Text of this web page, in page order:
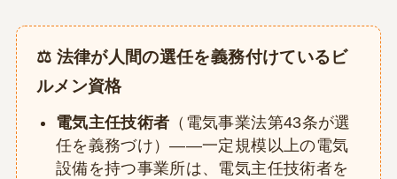
⚖️ 法律が人間の選任を義務付けているビ
ルメン資格
電気主任技術者 （電気事業法第43条が選
任を義務づけ）——一定規模以上の電気
設備を持つ事業所は、電気主任技術者を